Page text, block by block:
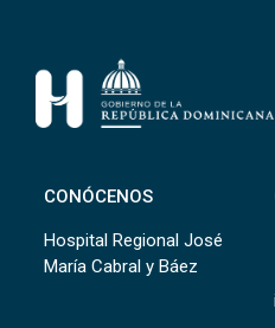
CONÓCENOS
Hospital Regional José
María Cabral y Báez